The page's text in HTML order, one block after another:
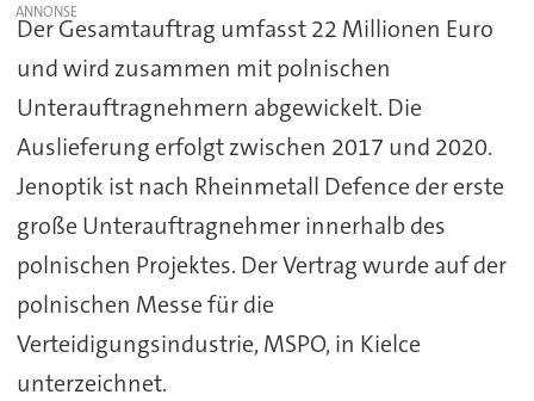
Der Gesamtauftrag umfasst 22 Millionen Euro
und wird zusammen mit polnischen
Unterauftragnehmern abgewickelt. Die
Auslieferung erfolgt zwischen 2017 und 2020.
Jenoptik ist nach Rheinmetall Defence der erste
große Unterauftragnehmer innerhalb des
polnischen Projektes. Der Vertrag wurde auf der
polnischen Messe für die
Verteidigungsindustrie, MSPO, in Kielce
unterzeichnet.